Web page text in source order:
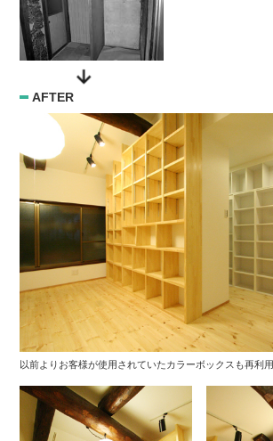
AFTER
以前よりお客様が使用されていたカラーボックスも再利